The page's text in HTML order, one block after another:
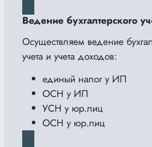
Ведение бухгалтерского
Осуществляем ведение
учета и учета доходов:
единый налог у ИП
ОСН у ИП
УСН у юр.лиц
ОСН у юр.лиц